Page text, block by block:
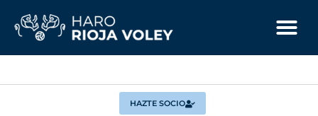
HAZTE SOCIO